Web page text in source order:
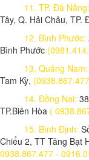
11. TP. Đà Nẵng:
Tây, Q. Hải Châu, TP.
12. Bình Phước:
Bình Phước
13. Quảng Nam:
Tam Kỳ,
14. Đồng Nai:
TP.Biên Hòa (
15. Bình Định:
Chiểu 2, TT Tăng Bạt
0938.867.477 -